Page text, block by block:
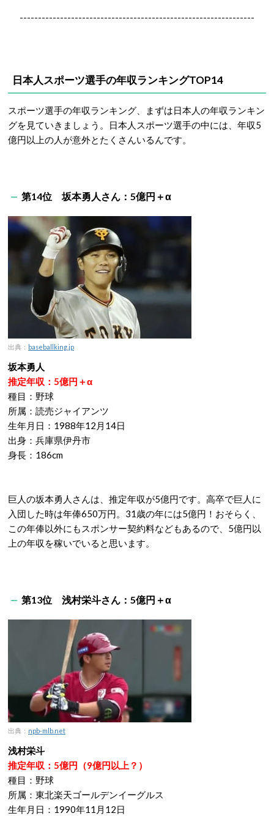
----------------------------------------------------------------
日本人スポーツ選手の年収ランキングTOP14
スポーツ選手の年収ランキング、まずは日本人の年収ランキン
グを見ていきましょう。日本人スポーツ選手の中には、年収5
億円以上の人が意外とたくさんいるんです。
第14位 坂本勇人さん：5億円＋α
出典： baseballking.jp
坂本勇人
推定年収：5億円＋α
種目：野球
所属：読売ジャイアンツ
生年月日：1988年12月14日
出身：兵庫県伊丹市
身長：186cm
巨人の坂本勇人さんは、推定年収が5億円です。高卒で巨人に
入団した時は年俸650万円。31歳の年には5億円！おそらく、
この年俸以外にもスポンサー契約料などもあるので、5億円以
上の年収を稼いでいると思います。
第13位 浅村栄斗さん：5億円＋α
出典： npb-mlb.net
浅村栄斗
推定年収：5億円（9億円以上？）
種目：野球
所属：東北楽天ゴールデンイーグルス
生年月日：1990年11月12日